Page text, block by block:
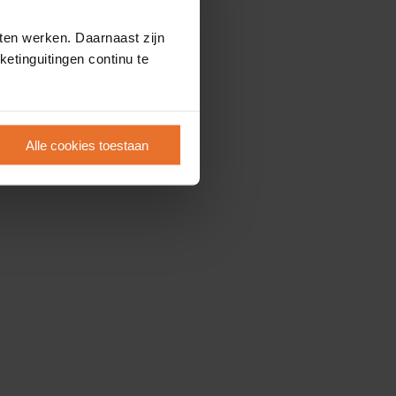
werken. Daarnaast zijn
continu te
Alle cookies toestaan